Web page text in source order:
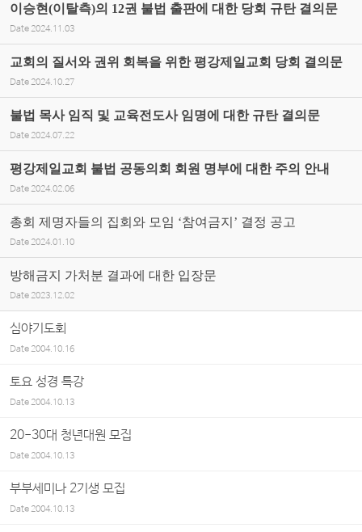
이승현(이탈측)의 12권 불법 출판에 대한 당회 규탄 결의문
Date 2024.11.03
교회의 질서와 권위 회복을 위한 평강제일교회 당회 결의문
Date 2024.10.27
불법 목사 임직 및 교육전도사 임명에 대한 규탄 결의문
Date 2024.07.22
평강제일교회 불법 공동의회 회원 명부에 대한 주의 안내
Date 2024.02.06
총회 제명자들의 집회와 모임 ‘참여금지’ 결정 공고
Date 2024.01.10
방해금지 가처분 결과에 대한 입장문
Date 2023.12.02
심야기도회
Date2004.10.16
토요 성경 특강
Date2004.10.13
20-30대 청년대원 모집
Date2004.10.13
부부세미나 2기생 모집
Date2004.10.13